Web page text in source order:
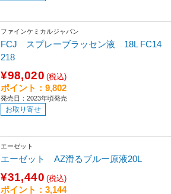
ファインケミカルジャパン
FCJ スプレーブラッセン液 18L FC14
218
¥98,020 (税込)
ポイント：9,802
発売日：2023年頃発売
お取り寄せ
エーゼット
エーゼット AZ滑るブルー原液20L
¥31,440 (税込)
ポイント：3,144